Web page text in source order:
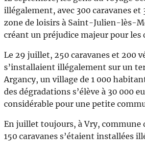
illégalement, avec 300 caravanes et
zone de loisirs à Saint-Julien-lès-
créant un préjudice majeur pour les
Le 29 juillet, 250 caravanes et 200
s’installaient illégalement sur un
Argancy, un village de 1 000
des dégradations s’élève à 30 000
considérable pour une petite
En juillet toujours, à Vry, commune
150 caravanes s’étaient installées